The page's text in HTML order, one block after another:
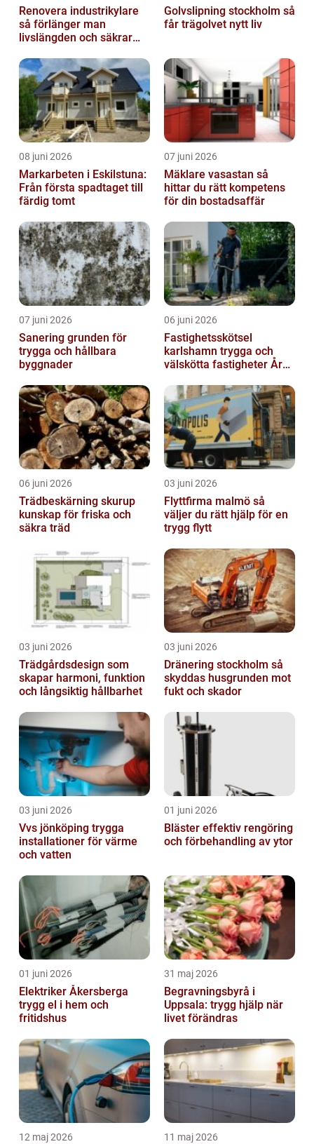
Renovera industrikylare
så förlänger man
livslängden och säkrar
Golvslipning stockholm så
får trägolvet nytt liv
08 juni 2026
Markarbeten i Eskilstuna:
Från första spadtaget till
färdig tomt
07 juni 2026
Mäklare vasastan så
hittar du rätt kompetens
för din bostadsaffär
07 juni 2026
Sanering grunden för
trygga och hållbara
byggnader
06 juni 2026
Fastighetsskötsel
karlshamn trygga och
välskötta fastigheter Året
06 juni 2026
Trädbeskärning skurup
kunskap för friska och
säkra träd
03 juni 2026
Flyttfirma malmö så
väljer du rätt hjälp för en
trygg flytt
03 juni 2026
Trädgårdsdesign som
skapar harmoni, funktion
och långsiktig hållbarhet
03 juni 2026
Dränering stockholm så
skyddas husgrunden mot
fukt och skador
03 juni 2026
Vvs jönköping trygga
installationer för värme
och vatten
01 juni 2026
Bläster effektiv rengöring
och förbehandling av ytor
01 juni 2026
Elektriker Åkersberga
trygg el i hem och
fritidshus
31 maj 2026
Begravningsbyrå i
Uppsala: trygg hjälp när
livet förändras
12 maj 2026 11 maj 2026